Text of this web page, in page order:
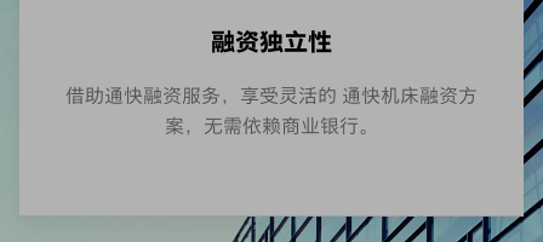
融资独立性
借助通快融资服务，享受灵活的 通快机床融资方
案，无需依赖商业银行。